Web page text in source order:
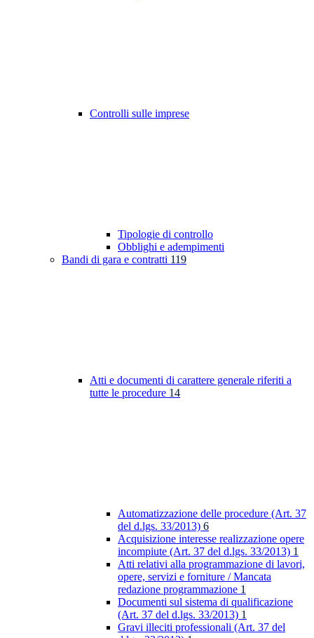
Controlli sulle imprese
Tipologie di controllo
Obblighi e adempimenti
Bandi di gara e contratti 119
Atti e documenti di carattere generale riferiti a
tutte le procedure 14
Automatizzazione delle procedure (Art. 37
del d.lgs. 33/2013) 6
Acquisizione interesse realizzazione opere
incompiute (Art. 37 del d.lgs. 33/2013) 1
Atti relativi alla programmazione di lavori,
opere, servizi e forniture / Mancata
redazione programmazione 1
Documenti sul sistema di qualificazione
(Art. 37 del d.lgs. 33/2013) 1
Gravi illeciti professionali (Art. 37 del